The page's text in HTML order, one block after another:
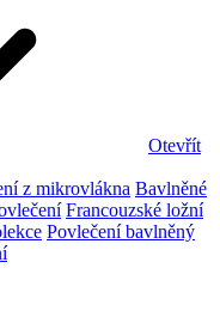
Otevřít
z mikrovlákna Bavlněné
Francouzské ložní
Povlečení bavlněný